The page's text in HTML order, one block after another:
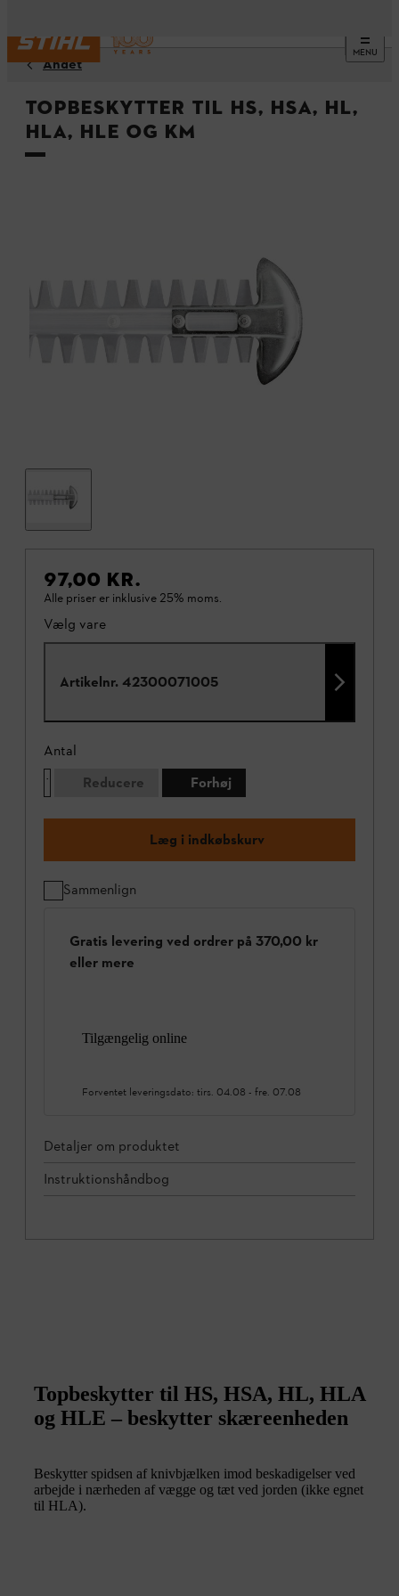
MENU
Andet
Topbeskytter til HS, HSA, HL,
HLA, HLE og KM
97,00 KR.
Alle priser er inklusive 25% moms.
Vælg vare
Artikelnr. 42300071005
Antal
Reducere
Forhøj
Læg i indkøbskurv
Sammenlign
Gratis levering ved ordrer på 370,00 kr
eller mere
Tilgængelig online
Forventet leveringsdato: tirs. 04.08 - fre. 07.08
Detaljer om produktet
Instruktionshåndbog
Topbeskytter til HS, HSA, HL, HLA
og HLE – beskytter skæreenheden
Beskytter spidsen af knivbjælken imod beskadigelser ved
arbejde i nærheden af vægge og tæt ved jorden (ikke egnet
til HLA).